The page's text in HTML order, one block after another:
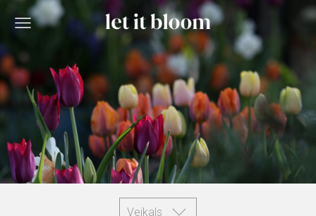
Veikals